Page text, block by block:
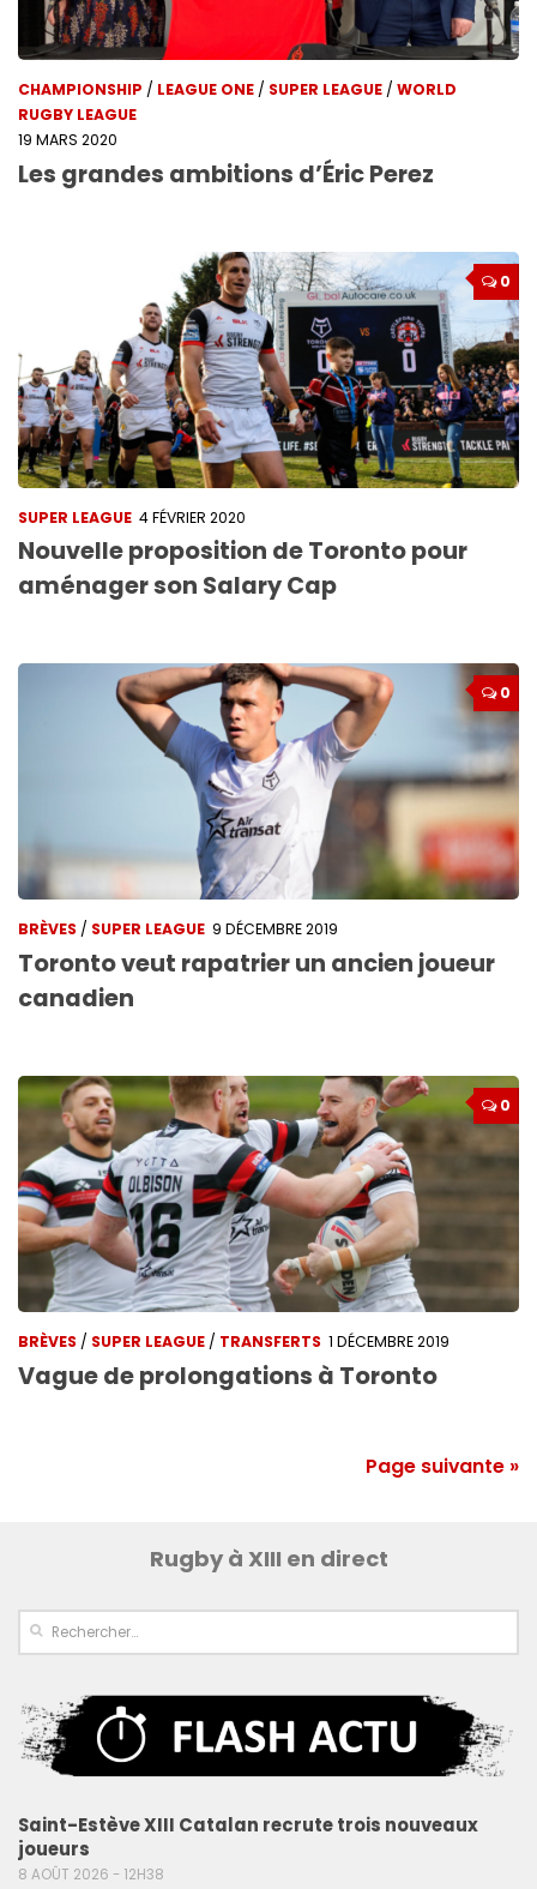
CHAMPIONSHIP / LEAGUE ONE / SUPER LEAGUE / WORLD
RUGBY LEAGUE
19 MARS 2020
Les grandes ambitions d’Éric Perez
0
SUPER LEAGUE 4 FÉVRIER 2020
Nouvelle proposition de Toronto pour
aménager son Salary Cap
0
BRÈVES / SUPER LEAGUE 9 DÉCEMBRE 2019
Toronto veut rapatrier un ancien joueur
canadien
0
BRÈVES / SUPER LEAGUE / TRANSFERTS 1 DÉCEMBRE 2019
Vague de prolongations à Toronto
Page suivante »
Rugby à XIII en direct
Saint-Estève XIII Catalan recrute trois nouveaux
joueurs
8 AOÛT 2026 - 12H38